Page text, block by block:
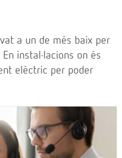
a un de més baix per
instal·lacions on és
elèctric per poder